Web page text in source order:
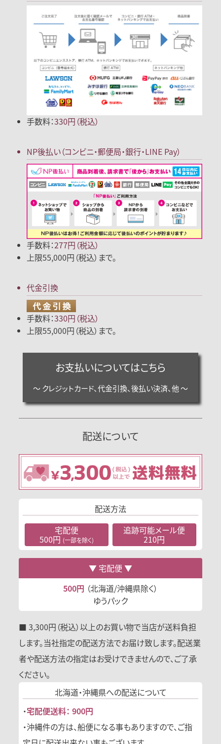
手数料：330円（税込）
NP後払い（コンビニ・郵便局・銀行・LINE Pay）
手数料：277円（税込）
上限55,000円（税込）まで。
代金引換
手数料：330円（税込）
上限55,000円（税込）まで。
お支払いについてはこちら
～ クレジットカード、代金引換、後払い決済、他 ～
配送について
配送方法
宅配便
500円 (一部を除く)
追跡可能メール便
210円
宅配便
500円 （北海道/沖縄県除く）
ゆうパック
■ 3,300円（税込）以上のお買い物で当店が送料負担
します。当社指定の配送方法でお届け致します。配送業
者や配送方法の指定はお受けできませんので、ご了承
ください。
北海道・沖縄県への配送について
・宅配便送料： 900円
・沖縄件の方は、船便になる事もありますので、ご指